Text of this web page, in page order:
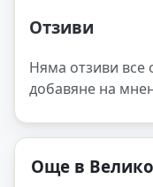
Отзиви
Няма отзиви
добавяне на
Още в